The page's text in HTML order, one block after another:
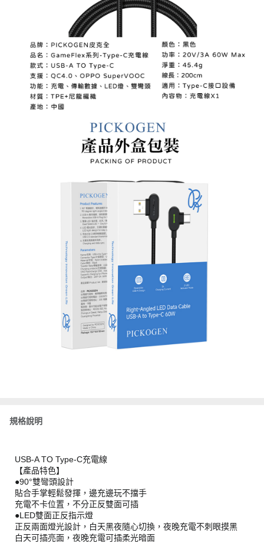
規格說明
USB-A TO Type-C充電線
【產品特色】
●90°雙彎頭設計
貼合手掌輕鬆發揮，邊充邊玩不擋手
充電不卡位置，不分正反雙面可插
●LED雙面正反指示燈
正反兩面燈光設計，白天黑夜隨心切換，夜晚充電不刺眼摸黑
白天可插亮面，夜晚充電可插柔光暗面